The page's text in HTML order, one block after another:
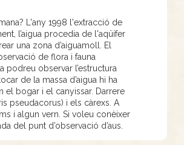
L'any 1998 l'extracció de
l’aigua procedia de l'aqüífer
una zona d’aiguamoll. El
de flora i fauna
podreu observar l’estructura
de la massa d’aigua hi ha
el bogar i el canyissar. Darrere
pseudacorus) i els càrexs. A
i algun vern. Si voleu conèixer
del punt d’observació d’aus.